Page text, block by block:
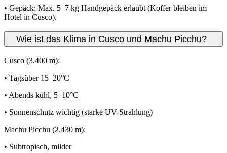
• Gepäck: Max. 5–7 kg Handgepäck erlaubt (Koffer bleiben im
Hotel in Cusco).
Wie ist das Klima in Cusco und Machu Picchu?
Cusco (3.400 m):
• Tagsüber 15–20°C
• Abends kühl, 5–10°C
• Sonnenschutz wichtig (starke UV-Strahlung)
Machu Picchu (2.430 m):
• Subtropisch, milder